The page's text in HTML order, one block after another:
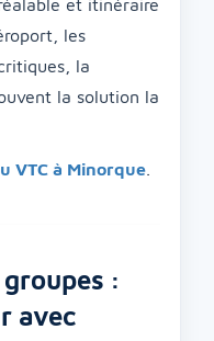
et itinéraire
les
la
la solution la
VTC à Minorque
:
avec